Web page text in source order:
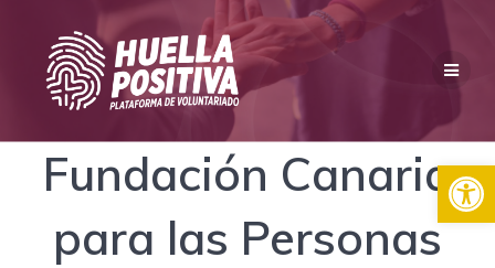
Fundación Canaria
para las Personas